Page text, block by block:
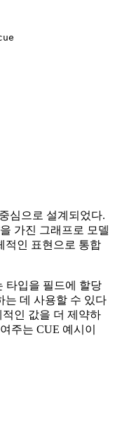
심으로 설계되었다.
가진 그래프로 모델
적인 표현으로 통합
타입을 필드에 할당
는 데 사용할 수 있다
인 값을 더 제약하
주는 CUE 예시이